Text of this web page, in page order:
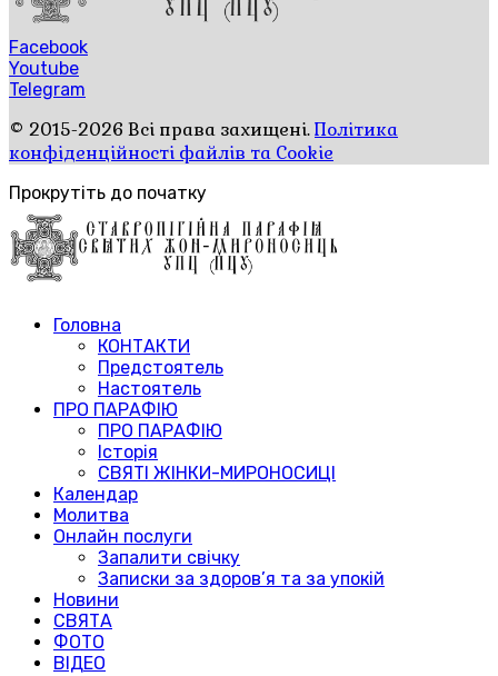
Facebook
Youtube
Telegram
© 2015-2026 Всі права захищені.Політика
конфіденційності файлів та Cookie
Прокрутіть до початку
Головна
КОНТАКТИ
Предстоятель
Настоятель
ПРО ПАРАФІЮ
ПРО ПАРАФІЮ
Історія
СВЯТІ ЖІНКИ-МИРОНОСИЦІ
Календар
Молитва
Онлайн послуги
Запалити свічку
Записки за здоров’я та за упокій
Новини
СВЯТА
ФОТО
ВІДЕО